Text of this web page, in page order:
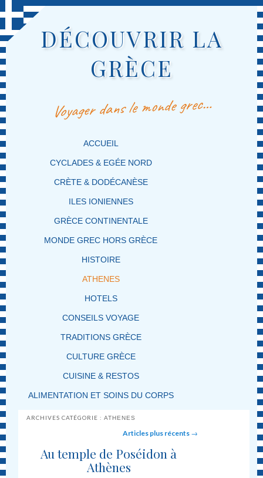
DÉCOUVRIR LA
GRÈCE
Voyager dans le monde grec…
MENU PRINCIPAL
MASQUER LA NAVIGATION PRINCIPALE
MASQUER LA NAVIGATION SECONDAIRE
ACCUEIL
CYCLADES & EGÉE NORD
CRÈTE & DODÉCANÈSE
ILES IONIENNES
GRÈCE CONTINENTALE
MONDE GREC HORS GRÈCE
HISTOIRE
ATHENES
HOTELS
CONSEILS VOYAGE
TRADITIONS GRÈCE
CULTURE GRÈCE
CUISINE & RESTOS
ALIMENTATION ET SOINS DU CORPS
ARCHIVES CATÉGORIE :ATHENES
Articles plus récents →
Au temple de Poséidon à
Athènes